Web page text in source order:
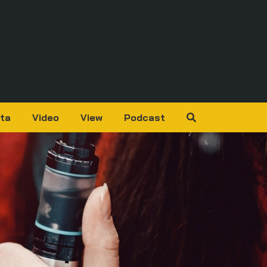
Video View Podcast